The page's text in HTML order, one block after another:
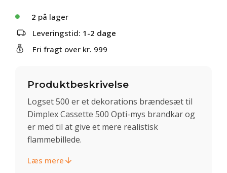
2 på lager
Leveringstid: 1-2 dage
Fri fragt over kr. 999
Produktbeskrivelse
Logset 500 er et dekorations brændesæt til
Dimplex Cassette 500 Opti-mys brandkar og
er med til at give et mere realistisk
flammebillede.
Læs mere